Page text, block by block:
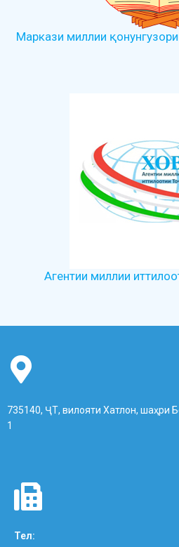
Маркази миллии
Агентии миллии
735140, ҶТ, вилояти Хатлон, шаҳри
1
Тел: